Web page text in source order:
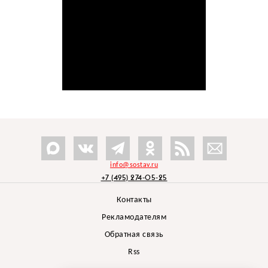
info@sostav.ru
+7 (495) 274-05-25
Контакты
Рекламодателям
Обратная связь
Rss